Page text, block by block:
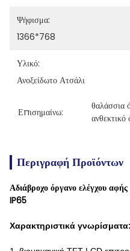
Ψήφισμα:
1366*768
Υλικό:
Ανοξείδωτο Ατσάλι
Επισημαίνω:
θαλάσσια
ανθεκτικό
Περιγραφή Προϊόντων
Αδιάβροχο όργανο ελέγχου
IP65
Χαρακτηριστικά γνωρίσματα: